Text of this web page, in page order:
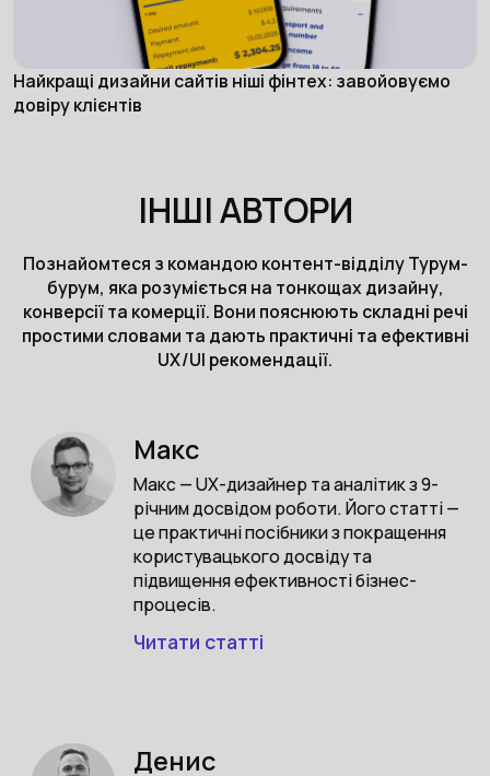
Найкращі дизайни сайтів ніші фінтех: завойовуємо
довіру клієнтів
ІНШІ АВТОРИ
Познайомтеся з командою контент-відділу Турум-
бурум, яка розуміється на тонкощах дизайну,
конверсії та комерції. Вони пояснюють складні речі
простими словами та дають практичні та ефективні
UX/UI рекомендації.
Макс
Макс — UX-дизайнер та аналітик з 9-
річним досвідом роботи. Його статті —
це практичні посібники з покращення
користувацького досвіду та
підвищення ефективності бізнес-
процесів.
Читати статті
Денис